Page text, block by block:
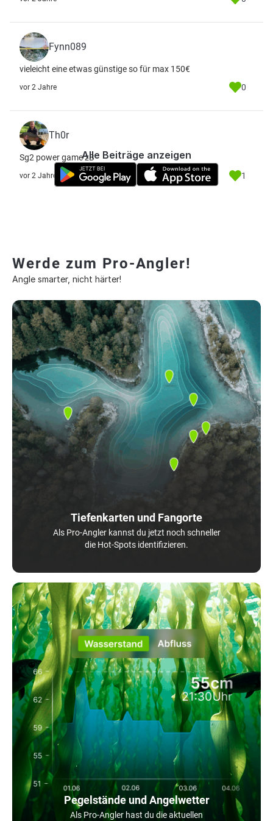
Fynn089
vieleicht eine etwas günstige so für max 150€
vor 2 Jahre 0
Th0r
Sg2 power game zB
vor 2 Jahre 1
Alle Beiträge anzeigen
Werde zum Pro-Angler!
Angle smarter, nicht härter!
Tiefenkarten und Fangorte
Als Pro-Angler kannst du jetzt noch schneller
die Hot-Spots identifizieren.
Pegelstände und Angelwetter
Als Pro-Angler hast du die aktuellen